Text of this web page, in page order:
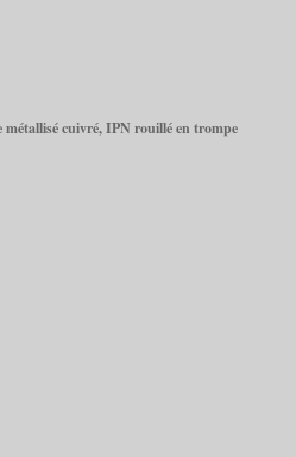
cuivré, IPN rouillé en trompe